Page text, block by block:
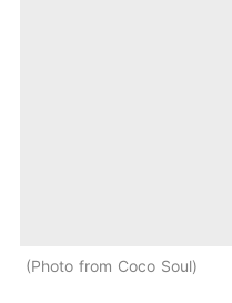
Photo from Coco Soul